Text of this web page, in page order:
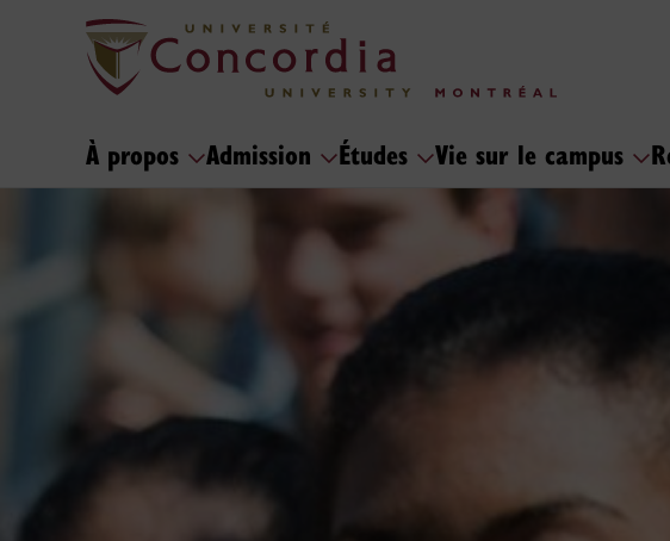
À propos Admission Études Vie sur le campus
Accueil de